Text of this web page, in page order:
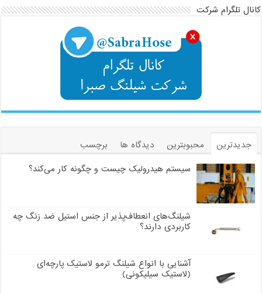
کانال تلگرام شرکت
جدیدترین محبوبترین دیدگاه ها
برچسب
سیستم هیدرولیک چیست و چگونه کار می‌کند؟
شیلنگ‌های انعطاف‌پذیر از جنس استیل ضد زنگ چه
کاربردی دارند؟
آشنایی با انواع شیلنگ ترمو لاستیک پارچه‌ای
(لاستیک سیلیکونی)